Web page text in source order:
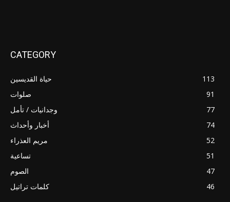
CATEGORY
حياة القديسين
113
صلوات
91
وجدانيات / تأمل
77
أخبار وأحداث
74
مريم العذراء
52
تساعية
51
الصوم
47
كلمات تراتيل
46